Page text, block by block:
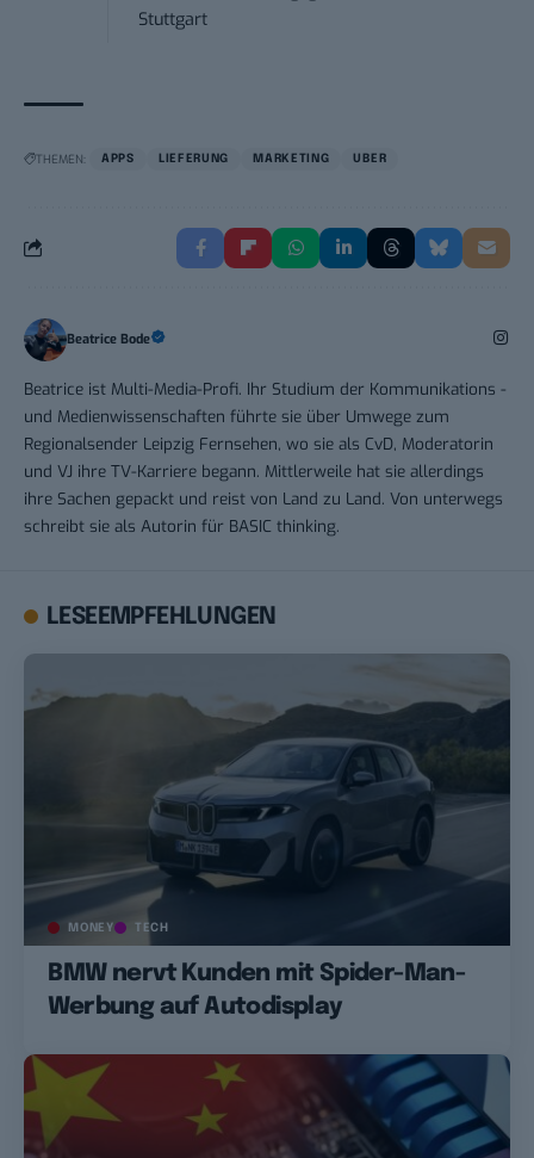
Stuttgart
THEMEN: APPS LIEFERUNG MARKETING UBER
Beatrice Bode
Beatrice ist Multi-Media-Profi. Ihr Studium der Kommunikations -
und Medienwissenschaften führte sie über Umwege zum
Regionalsender Leipzig Fernsehen, wo sie als CvD, Moderatorin
und VJ ihre TV-Karriere begann. Mittlerweile hat sie allerdings
ihre Sachen gepackt und reist von Land zu Land. Von unterwegs
schreibt sie als Autorin für BASIC thinking.
LESEEMPFEHLUNGEN
MONEY TECH
BMW nervt Kunden mit Spider-Man-
Werbung auf Autodisplay